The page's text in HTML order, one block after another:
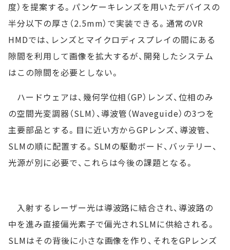
度）を提案する。パンケーキレンズを用いたデバイスの
半分以下の厚さ（2.5mm）で実装できる。通常のVR
HMDでは、レンズとマイクロディスプレイの間にある
隙間を利用して画像を拡大するが、開発したシステム
はこの隙間を必要としない。
ハードウェアは、幾何学位相（GP）レンズ、位相のみ
の空間光変調器（SLM）、導波管（Waveguide）の3つを
主要部品とする。目に近い方からGPレンズ、導波管、
SLMの順に配置する。SLMの駆動ボード、バッテリー、
光源が別に必要で、これらは今後の課題となる。
入射するレーザー光は導波路に結合され、導波路の
中を進み直接偏光素子で偏光されSLMに供給される。
SLMはその背後に小さな画像を作り、それをGPレンズ